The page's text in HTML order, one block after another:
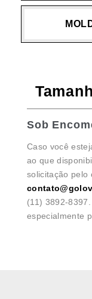
Sob
Caso você
ao que
solicitação pelo
(11) 3892-
especialmente